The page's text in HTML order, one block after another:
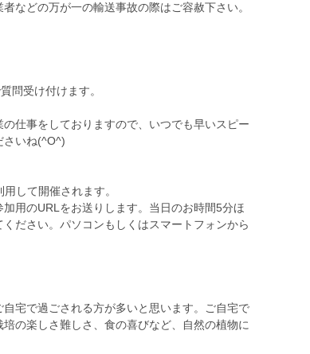
などの万が一の輸送事故の際はご容赦下さい。
問受け付けます。
仕事をしておりますので、いつでも早いスピー
さいね(^O^)
して開催されます。
用のURLをお送りします。当日のお時間5分ほ
ださい。パソコンもしくはスマートフォンから
宅で過ごされる方が多いと思います。ご自宅で
の楽しさ難しさ、食の喜びなど、自然の植物に